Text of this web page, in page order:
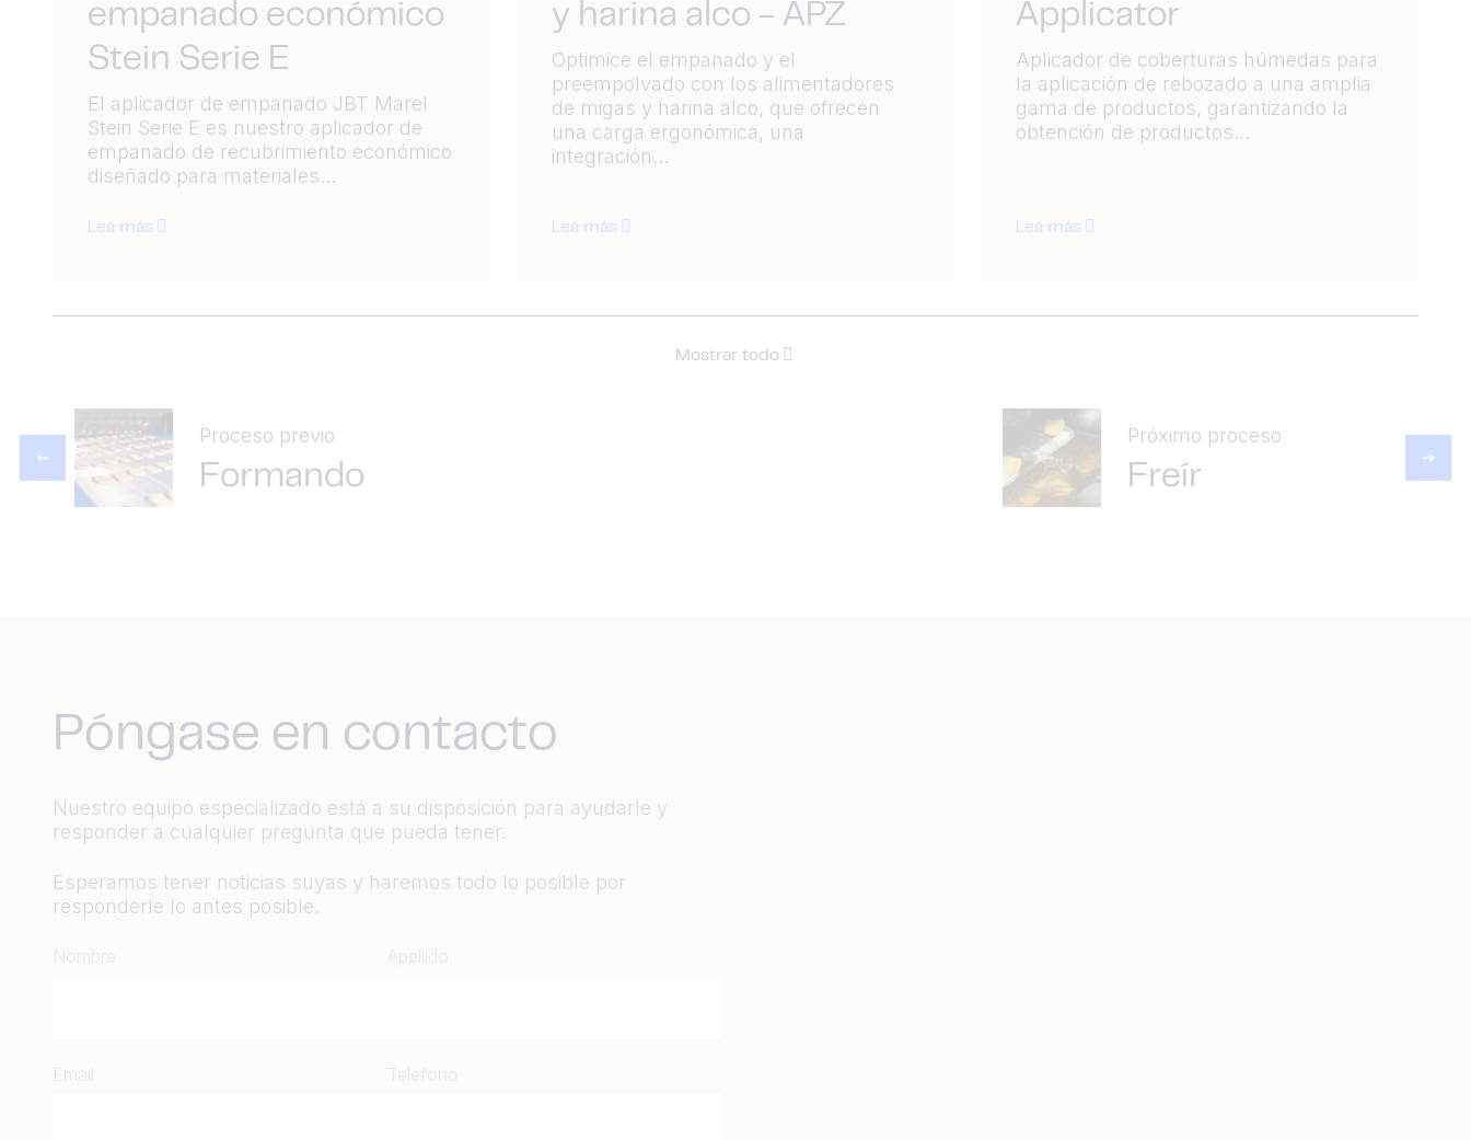
empanado económico
Stein Serie E
El aplicador de empanado JBT Marel
Stein Serie E es nuestro aplicador de
empanado de recubrimiento económico
diseñado para materiales...
Lea más
y harina alco - APZ
Optimice el empanado y el
preempolvado con los alimentadores
de migas y harina alco, que ofrecen
una carga ergonómica, una
integración...
Lea más
Applicator
Aplicador de coberturas húmedas para
la aplicación de rebozado a una amplia
gama de productos, garantizando la
obtención de productos...
Lea más
Mostrar todo
Proceso previo
Formando
Próximo proceso
Freír
Póngase en contacto
Nuestro equipo especializado está a su disposición para ayudarle y
responder a cualquier pregunta que pueda tener.
Esperamos tener noticias suyas y haremos todo lo posible por
responderle lo antes posible.